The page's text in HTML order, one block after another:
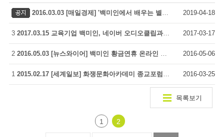
2016.03.03 [매일경제] '백미인에서 배우는 별의별 상식' 2019-04-18
3 2017.03.15 교육기업 백미인, 네이버 오디오클립과 콘텐츠 제휴 2017-03-17
2 2016.05.03 [뉴스와이어] 백미인 황금연휴 온라인 강의 50%할인 2016-05-06
1 2015.02.17 [세계일보] 화쟁문화아카데미 종교포럼, 100miin 제작참여 2016-03-25
목록보기
1 2